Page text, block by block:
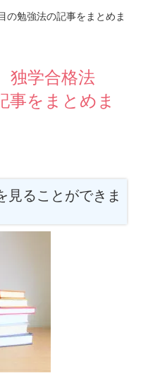
の勉強法の記事をまとめま
独学合格法
事をまとめま
見ることができま